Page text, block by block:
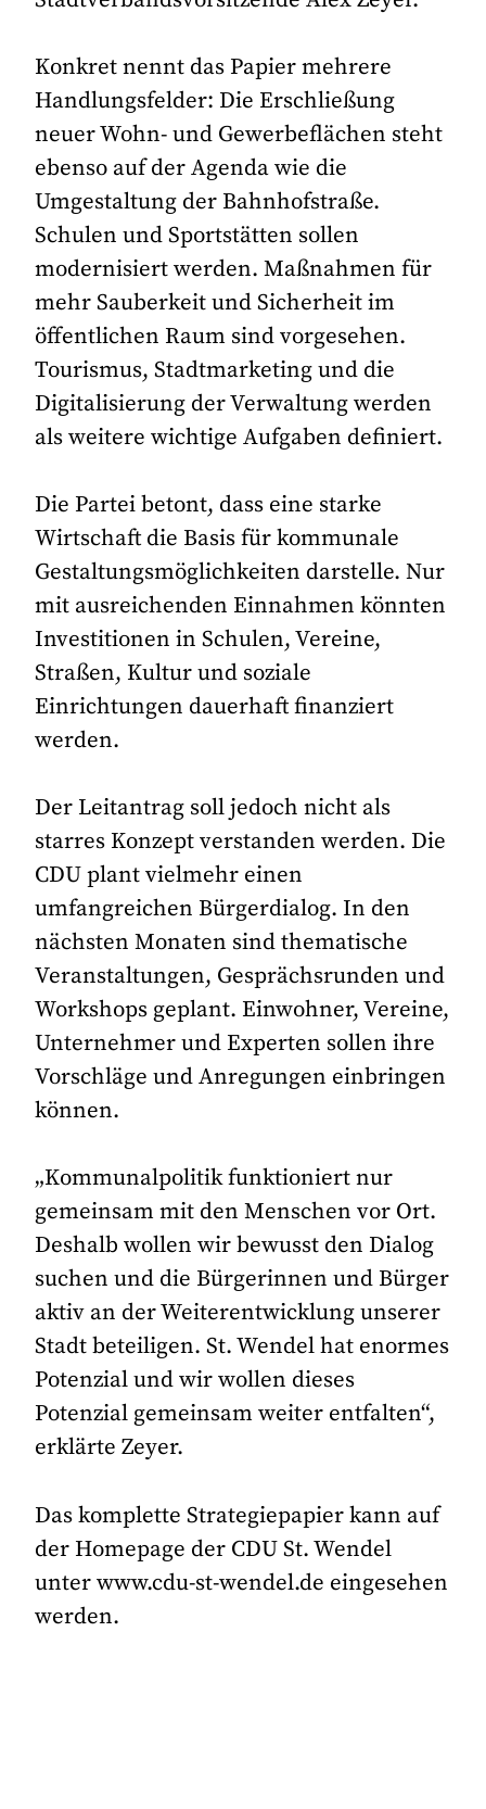
Konkret nennt das Papier mehrere
Handlungsfelder: Die Erschließung
neuer Wohn- und Gewerbeflächen steht
ebenso auf der Agenda wie die
Umgestaltung der Bahnhofstraße.
Schulen und Sportstätten sollen
modernisiert werden. Maßnahmen für
mehr Sauberkeit und Sicherheit im
öffentlichen Raum sind vorgesehen.
Tourismus, Stadtmarketing und die
Digitalisierung der Verwaltung werden
als weitere wichtige Aufgaben definiert.
Die Partei betont, dass eine starke
Wirtschaft die Basis für kommunale
Gestaltungsmöglichkeiten darstelle. Nur
mit ausreichenden Einnahmen könnten
Investitionen in Schulen, Vereine,
Straßen, Kultur und soziale
Einrichtungen dauerhaft finanziert
werden.
Der Leitantrag soll jedoch nicht als
starres Konzept verstanden werden. Die
CDU plant vielmehr einen
umfangreichen Bürgerdialog. In den
nächsten Monaten sind thematische
Veranstaltungen, Gesprächsrunden und
Workshops geplant. Einwohner, Vereine,
Unternehmer und Experten sollen ihre
Vorschläge und Anregungen einbringen
können.
„Kommunalpolitik funktioniert nur
gemeinsam mit den Menschen vor Ort.
Deshalb wollen wir bewusst den Dialog
suchen und die Bürgerinnen und Bürger
aktiv an der Weiterentwicklung unserer
Stadt beteiligen. St. Wendel hat enormes
Potenzial und wir wollen dieses
Potenzial gemeinsam weiter entfalten“,
erklärte Zeyer.
Das komplette Strategiepapier kann auf
der Homepage der CDU St. Wendel
unter www.cdu-st-wendel.de eingesehen
werden.